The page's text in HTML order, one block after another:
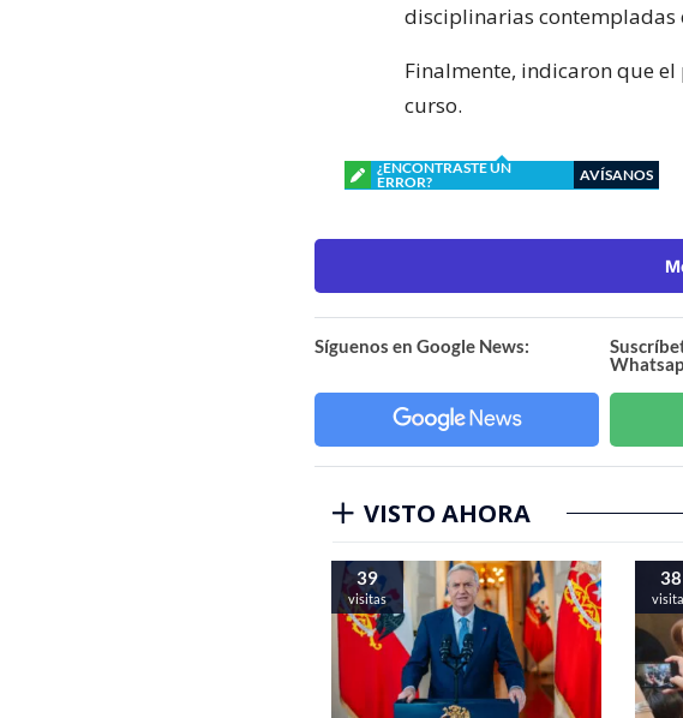
disciplinarias contempladas
Finalmente, indicaron que
curso.
¿ENCONTRASTE UN
ERROR?
AVÍSANOS
Síguenos en Google News:
VISTO AHORA
39
visitas
38